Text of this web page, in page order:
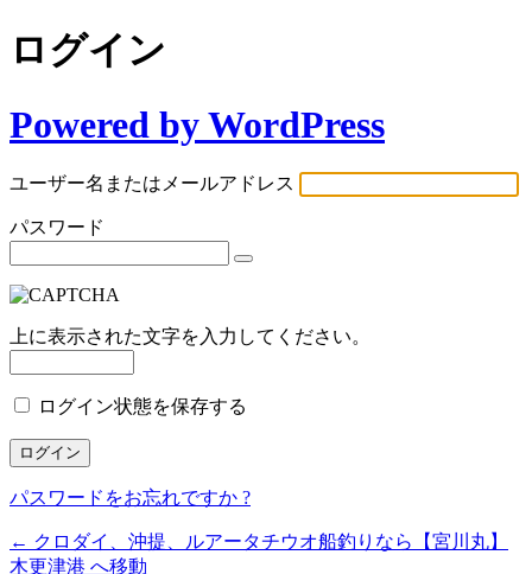
ログイン
Powered by WordPress
ユーザー名またはメールアドレス
パスワード
上に表示された文字を入力してください。
ログイン状態を保存する
パスワードをお忘れですか ?
← クロダイ、沖提、ルアータチウオ船釣りなら【宮川丸】
木更津港 へ移動